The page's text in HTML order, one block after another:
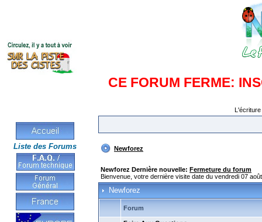
CE FORUM FERME:
Liste des Forums Newforez
Newforez Dernière nouvelle: Fermeture du forum
Bienvenue, votre dernière visite date du vendredi 07
Newforez
Forum